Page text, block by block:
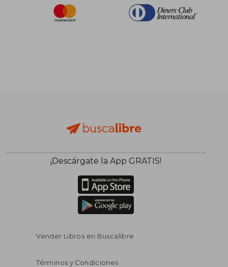
¡Descárgate la App GRATIS!
Vender Libros en Buscalibre
Términos y Condiciones